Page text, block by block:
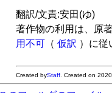
翻訳/文責:安田(ゆ)
著作物の利用は、原
用不可 （仮訳 ）に従
Created byStaff . Created on